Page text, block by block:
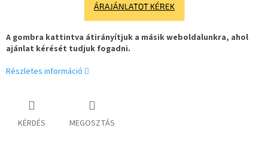
ÁRAJÁNLATOT KÉREK
A gombra kattintva átirányítjuk a másik weboldalunkra, ahol
ajánlat kérését tudjuk fogadni.
Részletes információ
KÉRDÉS MEGOSZTÁS